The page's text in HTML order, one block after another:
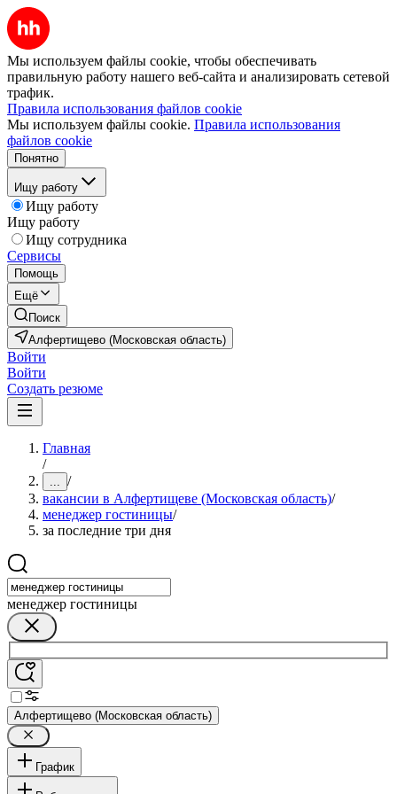
Мы используем файлы cookie, чтобы обеспечивать
правильную работу нашего веб-сайта и анализировать сетевой
трафик.
Правила использования файлов cookie
Мы используем файлы cookie. Правила использования
файлов cookie
Понятно
Ищу работу
Ищу работу
Ищу работу
Ищу сотрудника
Сервисы
Помощь
Ещё
Поиск
Алфертищево (Московская область)
Войти
Войти
Создать резюме
Главная
/
... /
вакансии в Алфертищеве (Московская область)/
менеджер гостиницы/
за последние три дня
менеджер гостиницы
Алфертищево (Московская область)
График